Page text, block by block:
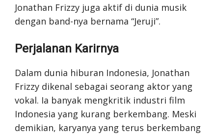
Jonathan Frizzy juga aktif di dunia musik
dengan band-nya bernama “Jeruji”.
Perjalanan Karirnya
Dalam dunia hiburan Indonesia, Jonathan
Frizzy dikenal sebagai seorang aktor yang
vokal. Ia banyak mengkritik industri film
Indonesia yang kurang berkembang. Meski
demikian, karyanya yang terus berkembang